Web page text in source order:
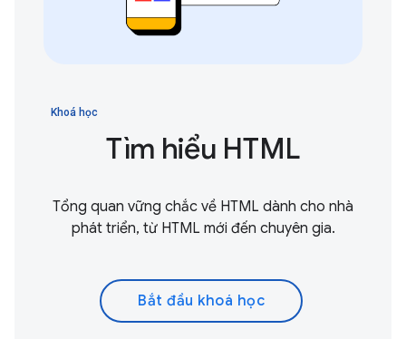
Khoá học
Tìm hiểu HTML
Tổng quan vững chắc về HTML dành cho nhà
phát triển, từ HTML mới đến chuyên gia.
Bắt đầu khoá học